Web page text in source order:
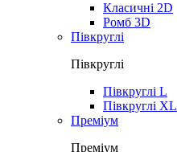
Класичні 2D
Ромб 3D
Півкруглі
Півкруглі
Півкруглі L
Півкруглі XL
Преміум
Преміум